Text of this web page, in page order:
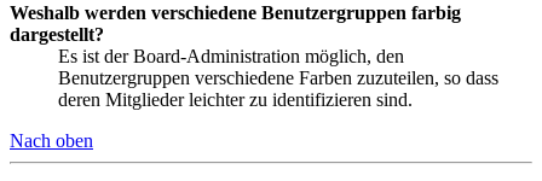
Weshalb werden verschiedene Benutzergruppen farbig
dargestellt?
Es ist der Board-Administration möglich, den
Benutzergruppen verschiedene Farben zuzuteilen, so dass
deren Mitglieder leichter zu identifizieren sind.
Nach oben